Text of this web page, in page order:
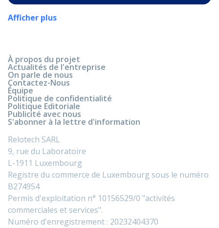
Afficher plus
À propos du projet
Actualités de l'entreprise
On parle de nous
Contactez-Nous
Équipe
Politique de confidentialité
Politique Editoriale
Publicité avec nous
S'abonner à la lettre d'information
Relotech SARL
9, rue du Laboratoire
L-1911 Luxembourg
Registre du commerce de Luxembourg sous le numéro
B274954
Permis d'exploitation n° 10156529/0 "activités
commerciales et services".
Numéro d'enregistrement : 20232404370